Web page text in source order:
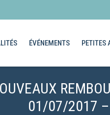
ÉVÉNEMENTS PETITES
01/07/2017